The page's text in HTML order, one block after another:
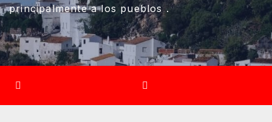
principalmente a los pueblos .